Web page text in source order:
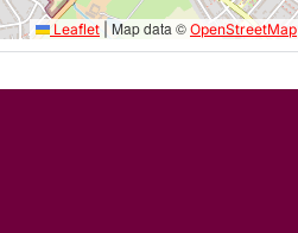
Leaflet Map data © OpenStreetMap